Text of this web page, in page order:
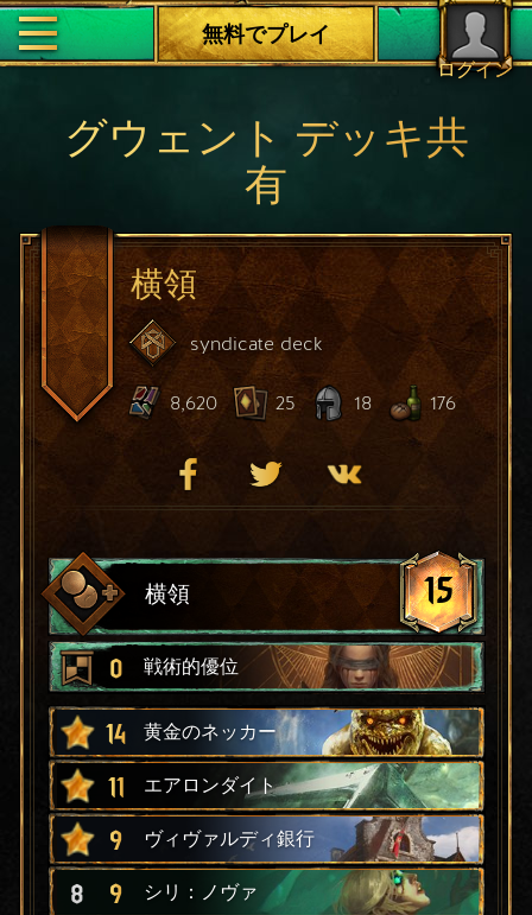
ログイン
無料でプレイ
グウェント デッキ共
有
横領
syndicate deck
8,620 25 18 176
横領 15
0 戦術的優位
14 黄金のネッカー
11 エアロンダイト
9 ヴィヴァルディ銀行
8 9 シリ：ノヴァ